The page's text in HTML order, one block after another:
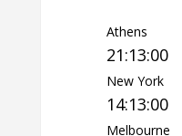
Athens
21:13:01
New York
14:13:01
Melbourne